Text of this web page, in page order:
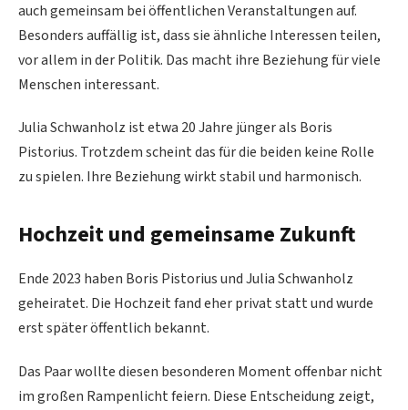
auch gemeinsam bei öffentlichen Veranstaltungen auf.
Besonders auffällig ist, dass sie ähnliche Interessen teilen,
vor allem in der Politik. Das macht ihre Beziehung für viele
Menschen interessant.
Julia Schwanholz ist etwa 20 Jahre jünger als Boris
Pistorius. Trotzdem scheint das für die beiden keine Rolle
zu spielen. Ihre Beziehung wirkt stabil und harmonisch.
Hochzeit und gemeinsame Zukunft
Ende 2023 haben Boris Pistorius und Julia Schwanholz
geheiratet. Die Hochzeit fand eher privat statt und wurde
erst später öffentlich bekannt.
Das Paar wollte diesen besonderen Moment offenbar nicht
im großen Rampenlicht feiern. Diese Entscheidung zeigt,